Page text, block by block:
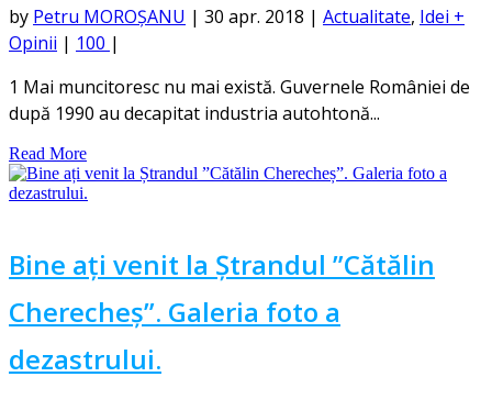
by Petru MOROȘANU | 30 apr. 2018 | Actualitate, Idei +
Opinii | 100 |
1 Mai muncitoresc nu mai există. Guvernele României de
după 1990 au decapitat industria autohtonă...
Read More
Bine ați venit la Ștrandul ”Cătălin
Cherecheș”. Galeria foto a
dezastrului.